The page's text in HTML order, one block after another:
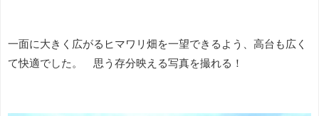
一面に大きく広がるヒマワリ畑を一望できるよう、高台も広く
て快適でした。 思う存分映える写真を撮れる！